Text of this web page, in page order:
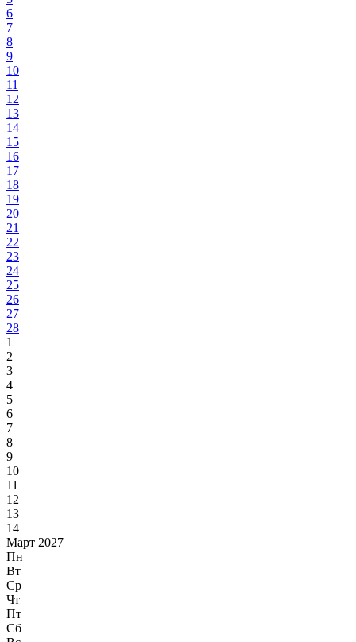
6
7
8
9
10
11
12
13
14
15
16
17
18
19
20
21
22
23
24
25
26
27
28
1
2
3
4
5
6
7
8
9
10
11
12
13
14
Март 2027
Пн
Вт
Ср
Чт
Пт
Сб